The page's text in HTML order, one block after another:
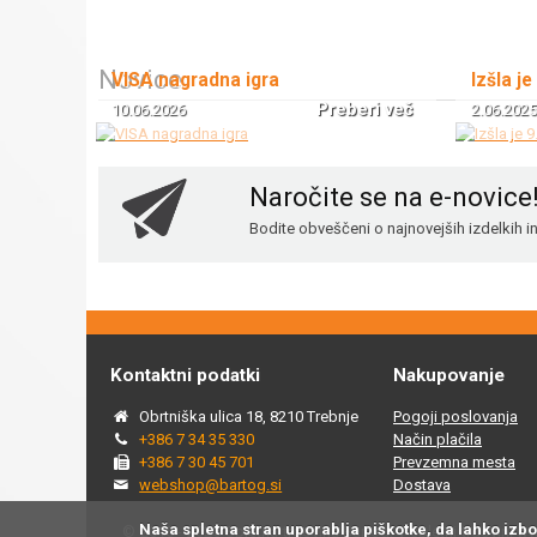
Novice
VISA nagradna igra
10.06.2026 Preberi več
Izšla
2.06.2025
Naročite se na e-novice!
Bodite obveščeni o najnovejših izdelkih
Kontaktni podatki
Obrtniška ulica 18, 8210 Trebnje
+386 7 34 35 330
+386 7 30 45 701
webshop@bartog.si
Nakupovanje
Pogoji poslovanja
Način plačila
Prevzemna mesta
Dostava
© 2015 - 2025 Spletna trgovina Bartog, v spletni trgovini
Naša spletna stran uporablja piškotke, da lahko